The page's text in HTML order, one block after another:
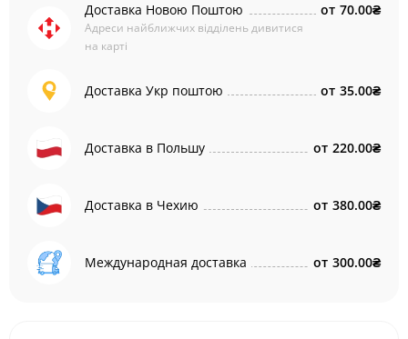
Доставка Новою Поштою
Адреси найближчих відділень дивитися
на карті
от 70.00₴
Доставка Укр поштою от 35.00₴
Доставка в Польшу от 220.00₴
Доставка в Чехию от 380.00₴
Международная доставка от 300.00₴